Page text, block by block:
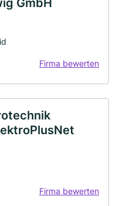
Firma bewerten
Firma bewerten